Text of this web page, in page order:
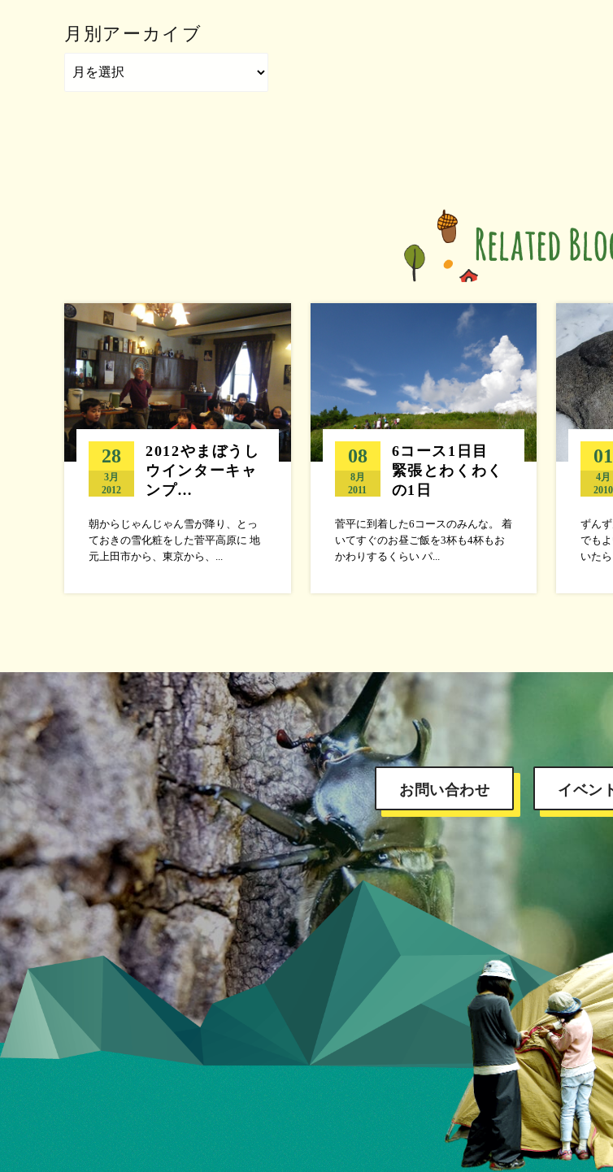
月別アーカイブ
28
3月
2012
2012やまぼうし
ウインターキャ
ンプ…
朝からじゃんじゃん雪が降り、とっ
ておきの雪化粧をした菅平高原に 地
元上田市から、東京から、...
08
8月
2011
6コース1日目
緊張とわくわく
の1日
菅平に到着した6コースのみんな。 着
いてすぐのお昼ご飯を3杯も4杯もお
かわりするくらい パ...
01
4月
2010
ずん
でも
いた
お問い合わせ イベン